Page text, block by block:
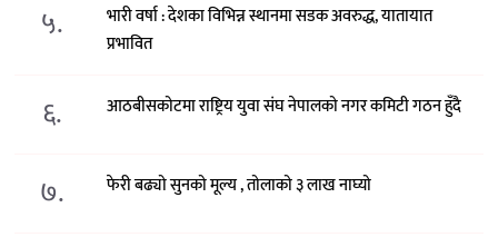
५.
भारी वर्षा : देशका विभिन्न स्थानमा सडक अवरुद्ध, यातायात
प्रभावित
६. आठबीसकोटमा राष्ट्रिय युवा संघ नेपालको नगर कमिटी गठन हुँदै
७. फेरी बढ्यो सुनको मूल्य , तोलाको ३ लाख नाघ्यो